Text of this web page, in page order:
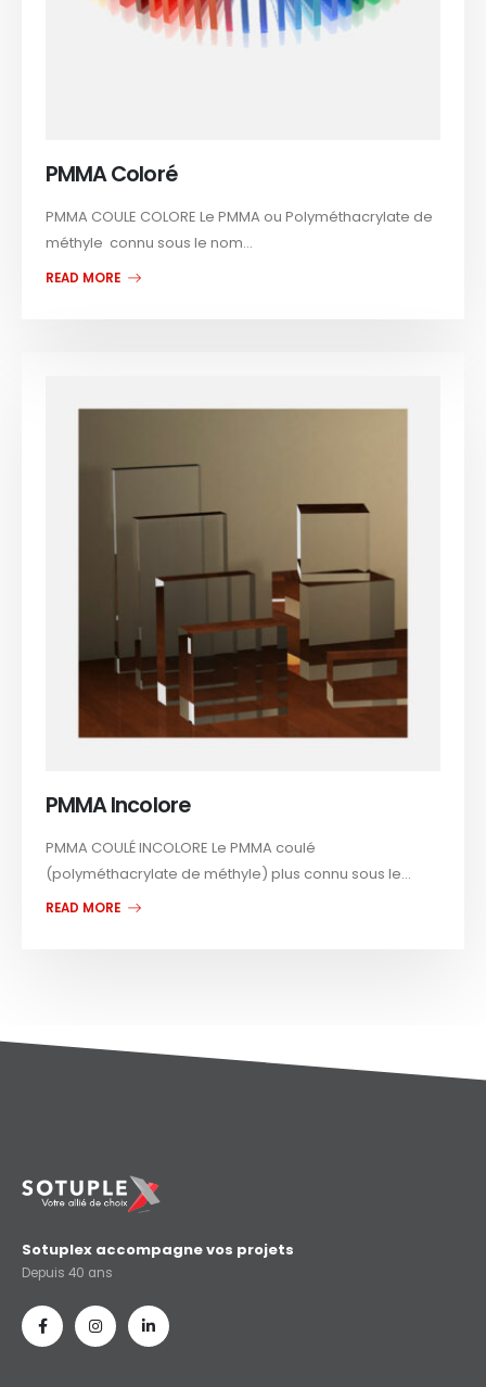
PMMA Coloré
PMMA COULE COLORE Le PMMA ou Polyméthacrylate de
méthyle connu sous le nom...
READ MORE
PMMA Incolore
PMMA COULÉ INCOLORE Le PMMA coulé
(polyméthacrylate de méthyle) plus connu sous le...
READ MORE
Sotuplex accompagne vos projets
Depuis 40 ans